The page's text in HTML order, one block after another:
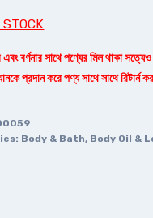
STOCK
এবং বর্ণনার সাথে পণ্যের মিল থাকা
প্রদান করে পণ্য সাথে সাথে
Body & Bath, Body Oil &